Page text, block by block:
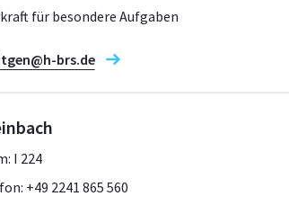
für besondere Aufgaben
brs.de
I 224
+49 2241 865 560